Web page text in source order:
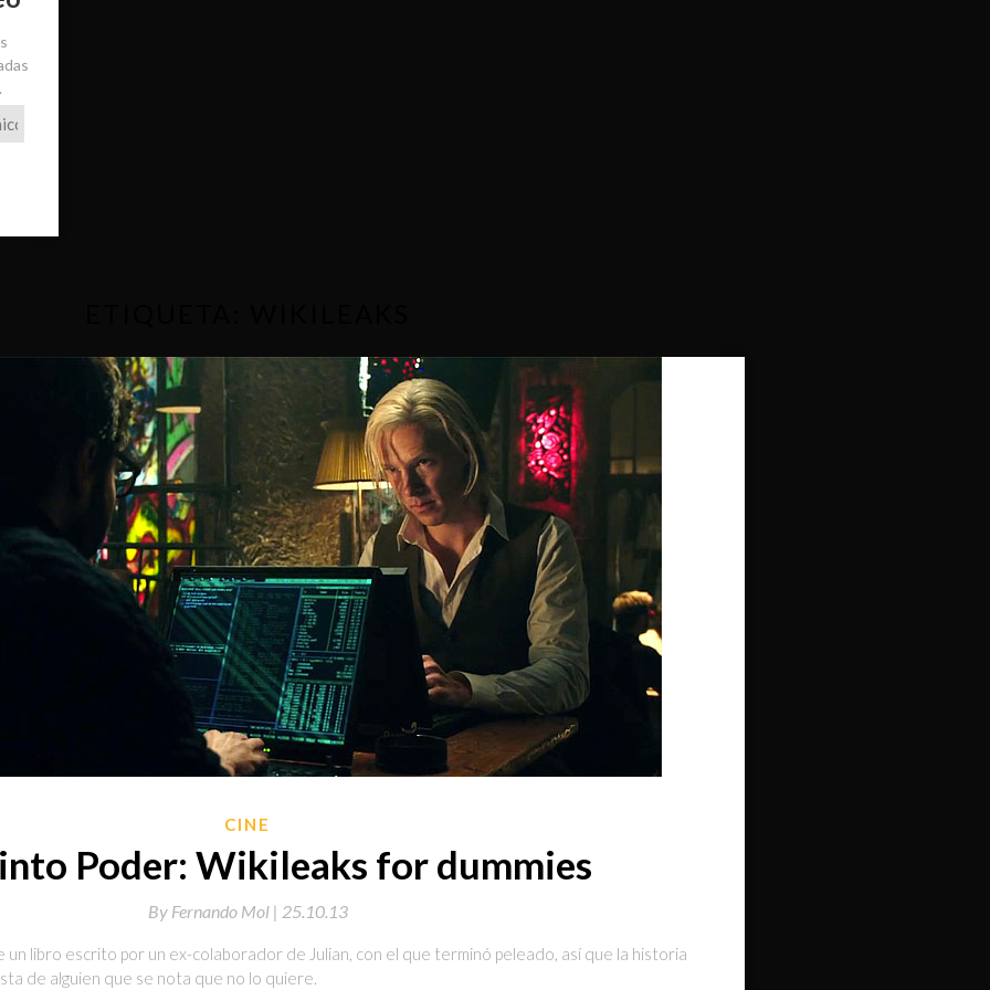
CINE
Poder: Wikileaks for dummies
By Fernando Mol | 25.10.13
un libro escrito por un ex-colaborador de Julian, con el que terminó peleado, así que la historia
de alguien que se nota que no lo quiere.